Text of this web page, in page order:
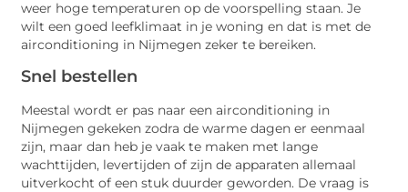
weer hoge temperaturen op de voorspelling staan. Je
wilt een goed leefklimaat in je woning en dat is met de
airconditioning in Nijmegen zeker te bereiken.
Snel bestellen
Meestal wordt er pas naar een airconditioning in
Nijmegen gekeken zodra de warme dagen er eenmaal
zijn, maar dan heb je vaak te maken met lange
wachttijden, levertijden of zijn de apparaten allemaal
uitverkocht of een stuk duurder geworden. De vraag is